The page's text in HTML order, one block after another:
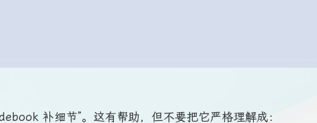
补细节”。这有帮助，但不要把它严格理解成：